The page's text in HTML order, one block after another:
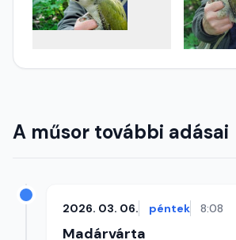
A műsor további adásai
2026. 03. 06. péntek 8:08
Madárvárta